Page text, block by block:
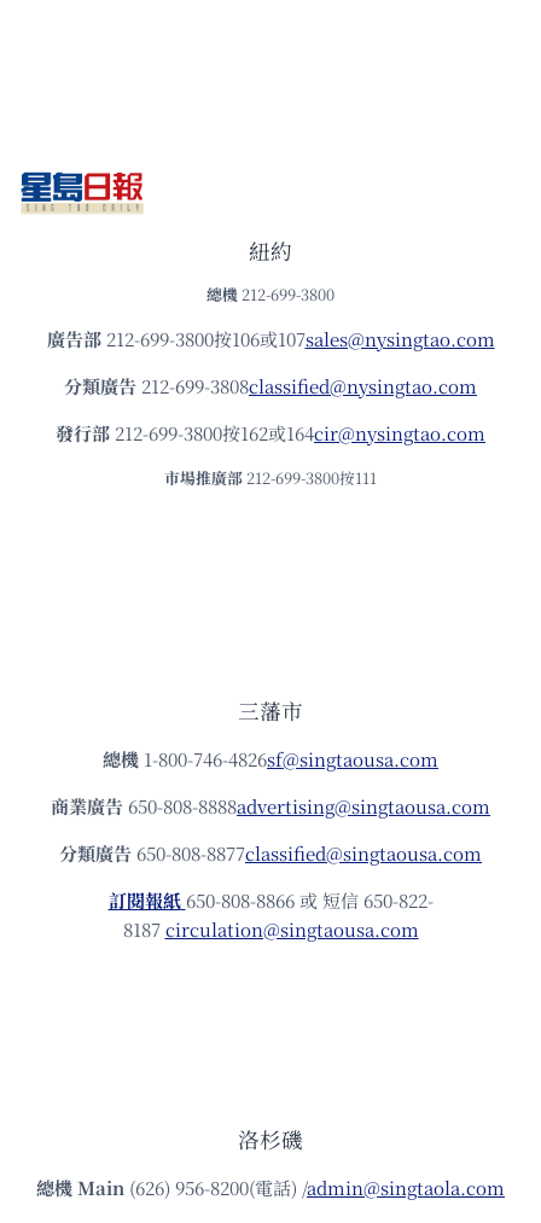
紐約
總機 212-699-3800
廣告部212-699-3800按106或107sales@nysingtao.com
分類廣告 212-699-3808classified@nysingtao.com
發⾏部 212-699-3800按162或164cir@nysingtao.com
市場推廣部 212-699-3800按111
三藩市
總機 1-800-746-4826sf@singtaousa.com
商業廣告 650-808-8888advertising@singtaousa.com
分類廣告 650-808-8877classified@singtaousa.com
訂閱報紙 650-808-8866 或 短信 650-822-
8187circulation@singtaousa.com
洛杉磯
總機Main (626) 956-8200(電話) /admin@singtaola.com